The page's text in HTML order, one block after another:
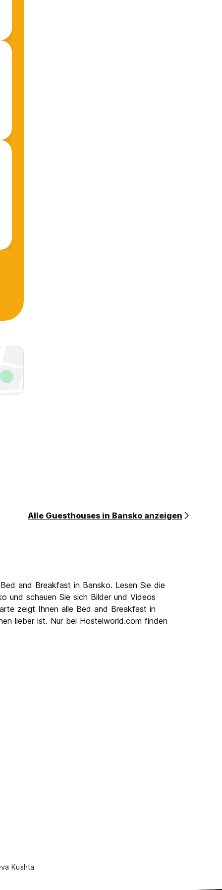
Alle Guesthouses in Bansko anzeigen
and Breakfast in Bansko. Lesen Sie die
und schauen Sie sich Bilder und Videos
zeigt Ihnen alle Bed and Breakfast in
lieber ist. Nur bei Hostelworld.com finden
Kushta